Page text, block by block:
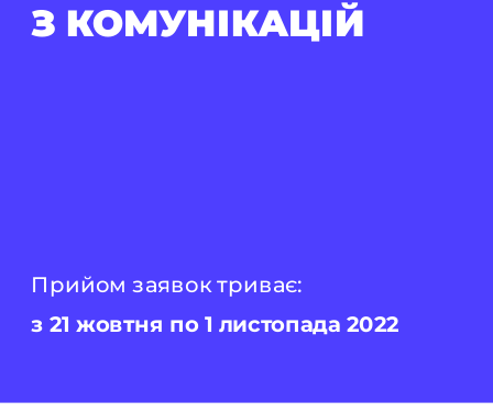
З КОМУНІКАЦІЙ
з 21 жовтня по 1 листопада 2022